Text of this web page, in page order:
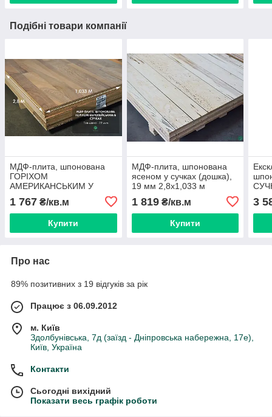
Подібні товари компанії
МДФ-плита, шпонована
ГОРІХОМ
АМЕРИКАНСЬКИМ У
паркет), 19 мм 2,8х1,033
м
1 767 ₴/кв.м
Купити
МДФ-плита, шпонована
ясеном у сучках (дошка),
19 мм 2,8х1,033 м
1 819₴/кв.м
Купити
1
3
Про нас
89% позитивних з 19 відгуків за рік
Працює з 06.09.2012
м. Київ
Здолбунівська, 7д (заїзд - Дніпровська набережна, 17е),
Київ, Україна
Контакти
Сьогодні вихідний
Показати весь графік роботи